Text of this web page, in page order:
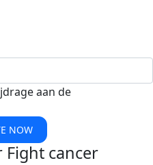
aan de
NOW
cancer